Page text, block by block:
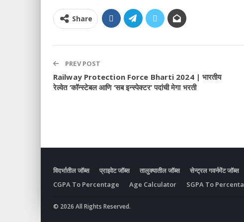
Share
PREV POST
Railway Protection Force Bharti 2024 | भारतीय
रेल्वेत ‘कॉन्स्टेबल आणि ‘सब इन्स्पेक्टर’ पदांची मेगा भरती
विदर्भातील जॉब्स प्राइवेट जॉब्स तालुक्यातील जॉब्स सेन्ट्रल गवर्नमेंट जॉब्स
CGPA To Percentage
Age Calculator SGPA To
© 2026 All Rights Reserved.